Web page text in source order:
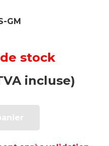
GM
stock
incluse)